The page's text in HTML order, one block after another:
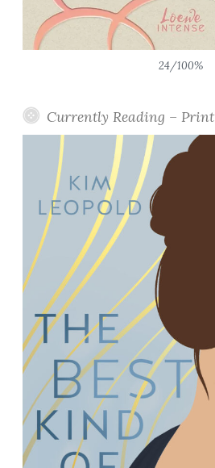
24/100%
Currently Reading – Print